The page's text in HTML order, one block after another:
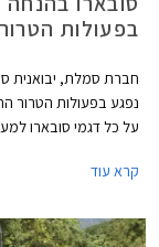
בפעולות הטרור
חברת סמלת, יבואנית
כנפגע מס רכוש
קרא עוד